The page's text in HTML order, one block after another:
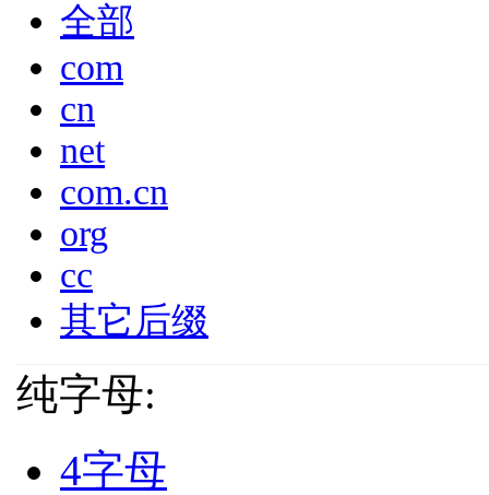
全部
com
cn
net
com.cn
org
cc
其它后缀
纯字母:
4字母